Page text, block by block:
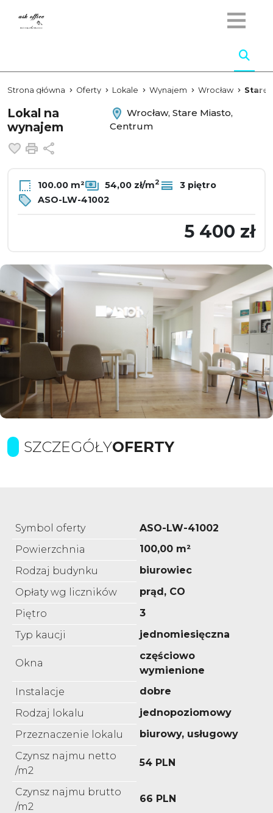
Strona główna Oferty Lokale Wynajem Wrocław Stare
Lokal na
wynajem
Wrocław, Stare Miasto,
Centrum
Dodaj do ulubionych
Drukuj
100.00 m² 54,00 zł/m2
3 piętro
ASO-LW-41002
5 400 zł
SZCZEGÓŁYOFERTY
Symbol oferty
ASO-LW-41002
Powierzchnia
100,00 m²
Rodzaj budynku
biurowiec
Opłaty wg liczników
prąd, CO
Piętro
3
Typ kaucji
jednomiesięczna
Okna
częściowo
wymienione
Instalacje
dobre
Rodzaj lokalu
jednopoziomowy
Przeznaczenie lokalu
biurowy, usługowy
Czynsz najmu netto
/m2
54 PLN
Czynsz najmu brutto
/m2
66 PLN